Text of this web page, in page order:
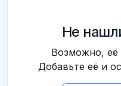
Не
Возможно, её
Добавьте её и